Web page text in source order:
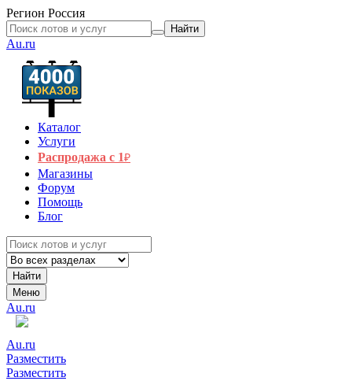
Регион Россия
Найти
Au.ru
Каталог
Услуги
Распродажа с 1₽
Магазины
Форум
Помощь
Блог
Найти
Меню
Au.ru
Au.ru
Разместить
Разместить